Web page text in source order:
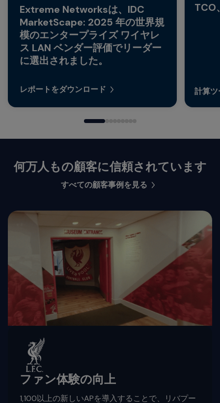
Extreme Networksは、IDC
MarketScape: 2025 年の世界規
模のエンタープライズ ワイヤレ
ス LAN ベンダー評価でリーダー
に選出されました。
レポートをダウンロード
TCO
計算
何万人もの顧客に信頼されています
すべての顧客事例を見る
ファン体験の向上
1,100以上の新しいAPを導入することで、リバプー